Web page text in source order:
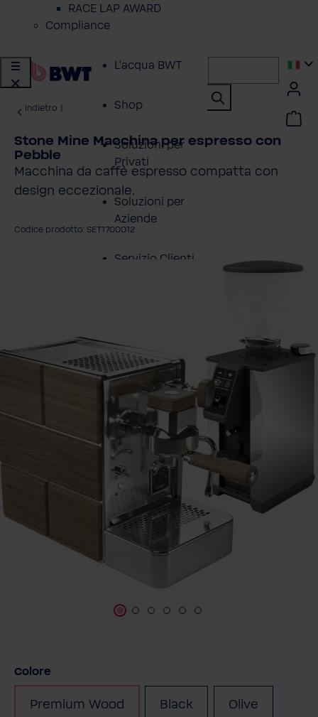
RACE LAP AWARD
Compliance
L'acqua BWT
Shop
Soluzioni per
Privati
Soluzioni per
Aziende
Servizio Clienti
indietro
Stone Mine Macchina per espresso con
Pebble
Macchina da caffè espresso compatta con
design eccezionale.
Codice prodotto: SET1700012
Seleziona
Colore
Premium Wood Black (Questa opzione non
Olive